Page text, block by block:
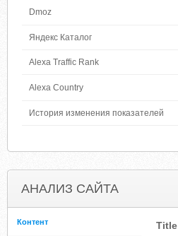
Dmoz
Яндекс Каталог
Alexa Traffic Rank
Alexa Country
История изменения показателей
АНАЛИЗ САЙТА
Контент Title